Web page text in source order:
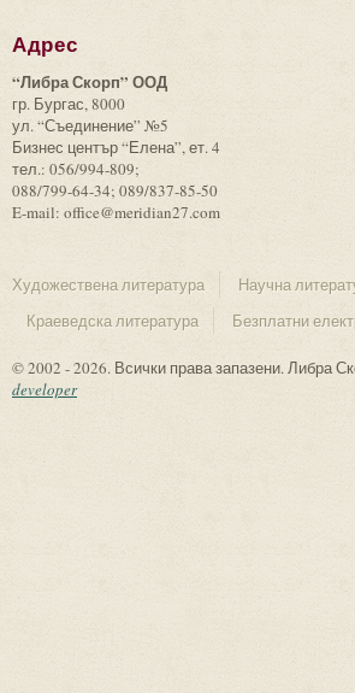
Адрес
“Либра Скорп” ООД
гр. Бургас, 8000
ул. “Съединение” №5
Бизнес център “Елена”, ет. 4
тел.: 056/994-809;
088/799-64-34; 089/837-85-50
E-mail: office@meridian27.com
Художествена литература
Научна
Краеведска литература
Безплатни
© 2002 - 2026. Всички права запазени. Либра
developer